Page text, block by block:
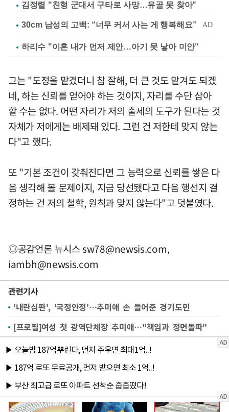
김정렬 "친형 군대서 구타로 사망…유골 못 찾아"
하리수 "이혼 내가 먼저 제안…아기 못 낳아 미안"
그는 "도정을 맡겼더니 참 잘해, 더 큰 것도 맡겨도 되겠
네, 하는 신뢰를 얻어야 하는 것이지, 자리를 수단 삼아
할 수는 없다. 어떤 자리가 저의 출세의 도구가 된다는 것
자체가 저에게는 배제돼 있다. 그런 건 저한테 맞지 않는
다"고 했다.
또 "기본 조건이 갖춰진다면 그 능력으로 신뢰를 쌓은 다
음 생각해 볼 문제이지, 지금 당선됐다고 다음 행선지 결
정하는 건 저의 철학, 원칙과 맞지 않는다"고 덧붙였다.
◎공감언론 뉴시스sw78@newsis.com,
iambh@newsis.com
관련기사
'내란심판', '국정안정'…추미애 손 들어준 경기도민
[프로필]여성 첫 광역단체장 추미애…"책임과 정면돌파"